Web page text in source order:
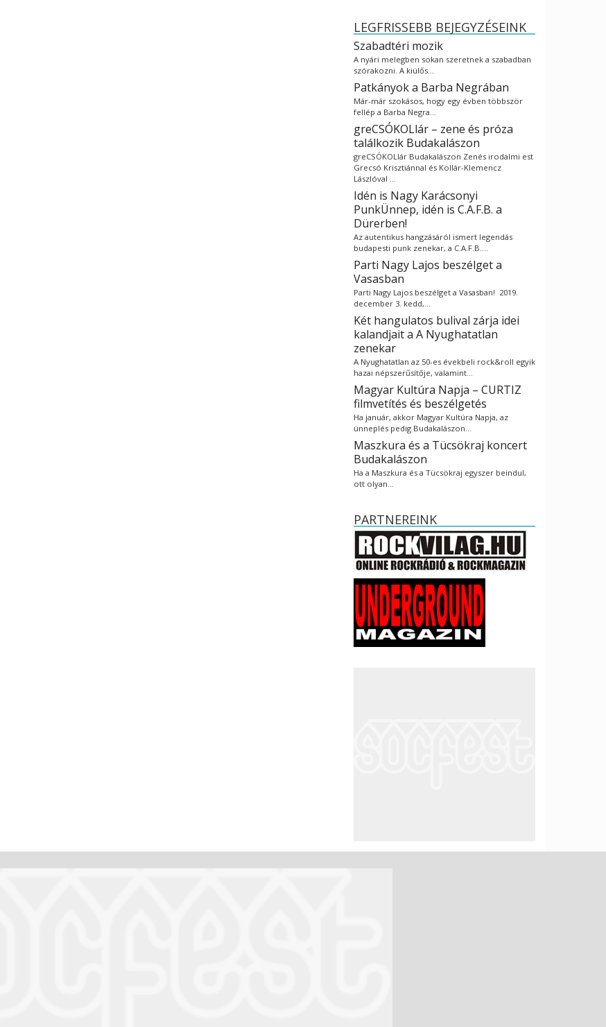
LEGFRISSEBB BEJEGYZÉSEINK
Szabadtéri mozik
A nyári melegben sokan szeretnek a szabadban
szórakozni. A kiülős…
Patkányok a Barba Negrában
Már-már szokásos, hogy egy évben többször
fellép a Barba Negra…
greCSÓKOLlár – zene és próza
találkozik Budakalászon
greCSÓKOLlár Budakalászon Zenés irodalmi est
Grecsó Krisztiánnal és Kollár-Klemencz
Lászlóval …
Idén is Nagy Karácsonyi
PunkÜnnep, idén is C.A.F.B. a
Dürerben!
Az autentikus hangzásáról ismert legendás
budapesti punk zenekar, a C.A.F.B.…
Parti Nagy Lajos beszélget a
Vasasban
Parti Nagy Lajos beszélget a Vasasban! 2019.
december 3. kedd,…
Két hangulatos bulival zárja idei
kalandjait a A Nyughatatlan
zenekar
A Nyughatatlan az 50-es évekbeli rock&roll egyik
hazai népszerűsítője, valamint…
Magyar Kultúra Napja – CURTIZ
filmvetítés és beszélgetés
Ha január, akkor Magyar Kultúra Napja, az
ünneplés pedig Budakalászon…
Maszkura és a Tücsökraj koncert
Budakalászon
Ha a Maszkura és a Tücsökraj egyszer beindul,
ott olyan…
PARTNEREINK